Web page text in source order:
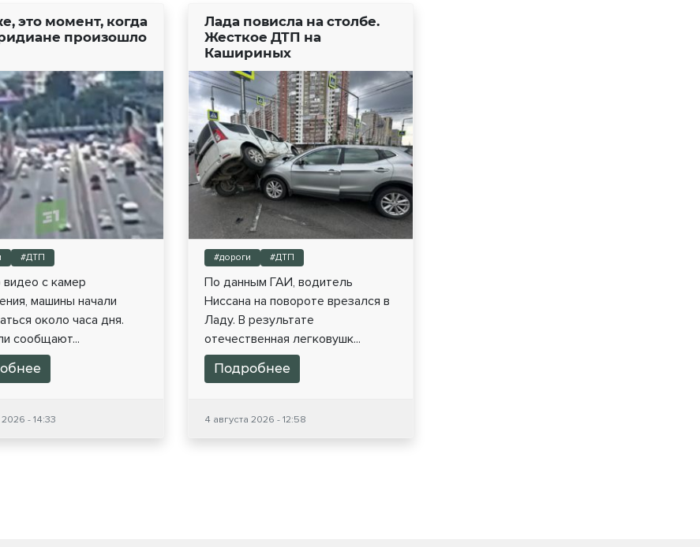
это момент, когда
произошло
#ДТП
с камер
машины начали
около часа дня.
сообщают...
- 14:33
Лада повисла на столбе.
Жесткое ДТП на
Кашириных
#дороги #ДТП
По данным ГАИ, водитель
Ниссана на повороте врезался в
Ладу. В результате
отечественная легковушк...
Подробнее
4 августа 2026 - 12:58